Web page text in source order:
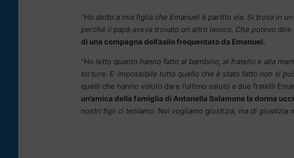
“Ho detto a mia figlia che Emanuel è partito via. Si trova in
perché il papà aveva trovato un altro lavoro. Che potevo dire
di una compagna dell’asilo frequentato da Emanuel.
“Ho letto quanto hanno fatto al bambino, al fratello e alla
torture. E’ impossibile tutto quello che è stato fatto non si
quelli che hanno voluto dare l’ultimo saluto a due fratelli
un’amica della famiglia di Antonella Salamone la donna
nostri figli ci teniamo. Noi vogliamo giustizia, ma di giustizia